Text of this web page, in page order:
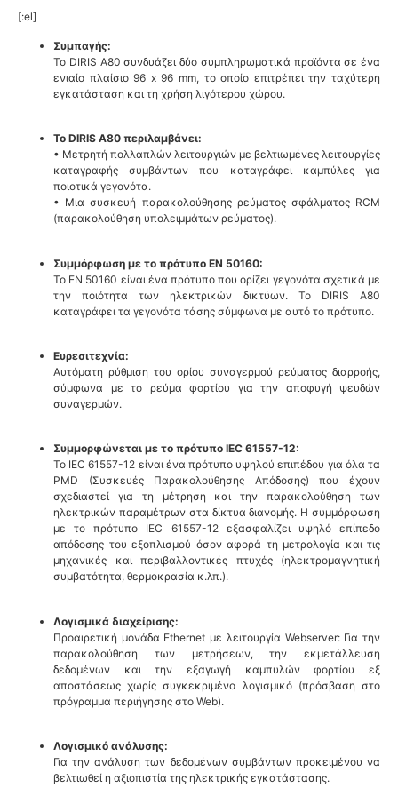
[:el]
Συμπαγής:
Το DIRIS A80 συνδυάζει δύο συμπληρωματικά προϊόντα σε ένα
ενιαίο πλαίσιο 96 x 96 mm, το οποίο επιτρέπει την ταχύτερη
εγκατάσταση και τη χρήση λιγότερου χώρου.
Το DIRIS A80 περιλαμβάνει:
• Μετρητή πολλαπλών λειτουργιών με βελτιωμένες λειτουργίες
καταγραφής συμβάντων που καταγράφει καμπύλες για
ποιοτικά γεγονότα.
• Μια συσκευή παρακολούθησης ρεύματος σφάλματος RCM
(παρακολούθηση υπολειμμάτων ρεύματος).
Συμμόρφωση με το πρότυπο EN 50160:
Το EN 50160 είναι ένα πρότυπο που ορίζει γεγονότα σχετικά με
την ποιότητα των ηλεκτρικών δικτύων. Το DIRIS A80
καταγράφει τα γεγονότα τάσης σύμφωνα με αυτό το πρότυπο.
Ευρεσιτεχνία:
Αυτόματη ρύθμιση του ορίου συναγερμού ρεύματος διαρροής,
σύμφωνα με το ρεύμα φορτίου για την αποφυγή ψευδών
συναγερμών.
Συμμορφώνεται με το πρότυπο IEC 61557-12:
Το IEC 61557-12 είναι ένα πρότυπο υψηλού επιπέδου για όλα τα
PMD (Συσκευές Παρακολούθησης Απόδοσης) που έχουν
σχεδιαστεί για τη μέτρηση και την παρακολούθηση των
ηλεκτρικών παραμέτρων στα δίκτυα διανομής. Η συμμόρφωση
με το πρότυπο IEC 61557-12 εξασφαλίζει υψηλό επίπεδο
απόδοσης του εξοπλισμού όσον αφορά τη μετρολογία και τις
μηχανικές και περιβαλλοντικές πτυχές (ηλεκτρομαγνητική
συμβατότητα, θερμοκρασία κ.λπ.).
Λογισμικά διαχείρισης:
Προαιρετική μονάδα Ethernet με λειτουργία Webserver: Για την
παρακολούθηση των μετρήσεων, την εκμετάλλευση
δεδομένων και την εξαγωγή καμπυλών φορτίου εξ
αποστάσεως χωρίς συγκεκριμένο λογισμικό (πρόσβαση στο
πρόγραμμα περιήγησης στο Web).
Λογισμικό ανάλυσης:
Για την ανάλυση των δεδομένων συμβάντων προκειμένου να
βελτιωθεί η αξιοπιστία της ηλεκτρικής εγκατάστασης.